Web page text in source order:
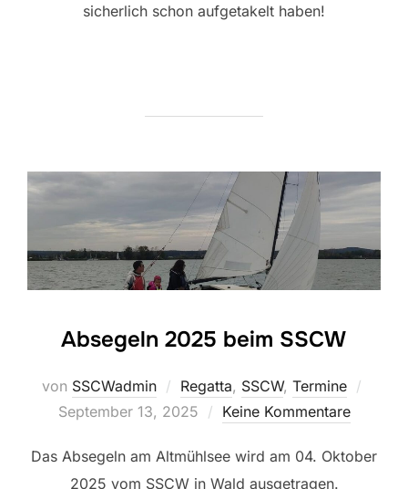
sicherlich schon aufgetakelt haben!
Absegeln 2025 beim SSCW
von SSCWadmin Regatta, SSCW, Termine
September 13, 2025 Keine Kommentare
Das Absegeln am Altmühlsee wird am 04. Oktober
2025 vom SSCW in Wald ausgetragen.